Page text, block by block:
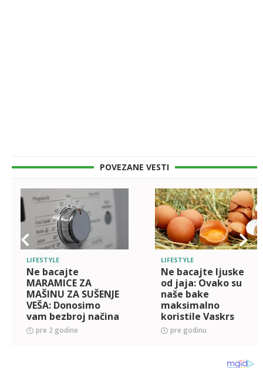
POVEZANE VESTI
LIFESTYLE
Ne bacajte
MARAMICE ZA
MAŠINU ZA SUŠENJE
VEŠA: Donosimo
vam bezbroj načina
kako da ih opet
iskoristite
pre 2 godine
LIFESTYLE
Ne bacajte ljuske
od jaja: Ovako su
naše bake
maksimalno
koristile Vaskrs
pre godinu